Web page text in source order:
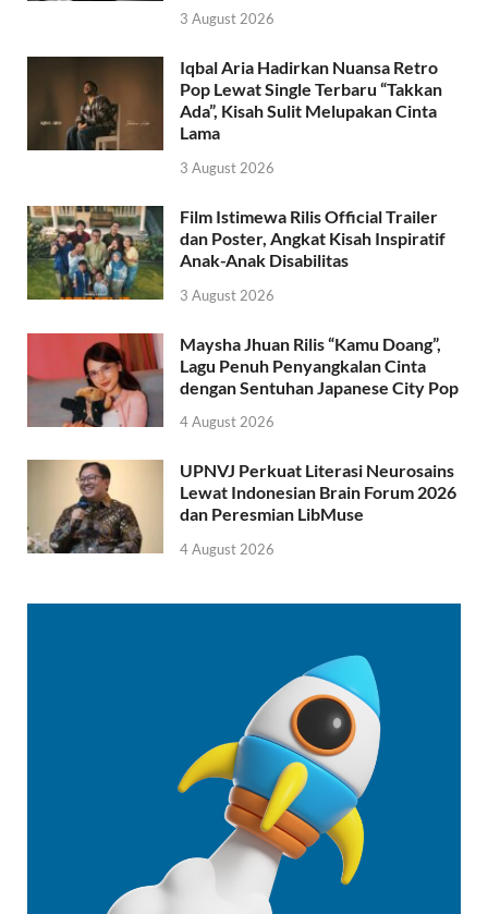
3 August 2026
Iqbal Aria Hadirkan Nuansa Retro
Pop Lewat Single Terbaru “Takkan
Ada”, Kisah Sulit Melupakan Cinta
Lama
3 August 2026
Film Istimewa Rilis Official Trailer
dan Poster, Angkat Kisah Inspiratif
Anak-Anak Disabilitas
3 August 2026
Maysha Jhuan Rilis “Kamu Doang”,
Lagu Penuh Penyangkalan Cinta
dengan Sentuhan Japanese City Pop
4 August 2026
UPNVJ Perkuat Literasi Neurosains
Lewat Indonesian Brain Forum 2026
dan Peresmian LibMuse
4 August 2026